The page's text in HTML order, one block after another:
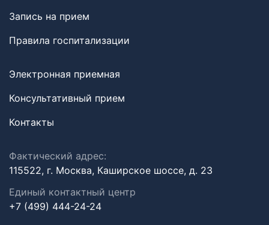
Запись на прием
Правила госпитализации
Электронная приемная
Консультативный прием
Контакты
Фактический адрес:
115522, г. Москва, Каширское шоссе, д. 23
Единый контактный центр
+7 (499) 444-24-24